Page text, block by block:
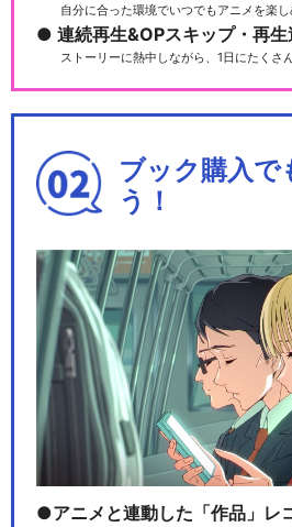
自分に合った環境でいつでもアニメを楽し
連続再生&OPスキップ・再
ストーリーに熱中しながら、1日にたくさ
ブック購入で
う！
アニメと連動した「作品」レ